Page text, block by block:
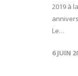
2019 à
Le…
6 JUIN